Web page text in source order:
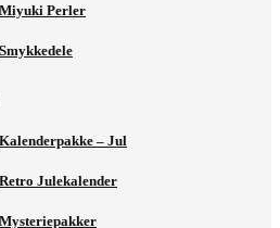
Miyuki Perler
Smykkedele
Kalenderpakke – Jul
Retro Julekalender
Mysteriepakker